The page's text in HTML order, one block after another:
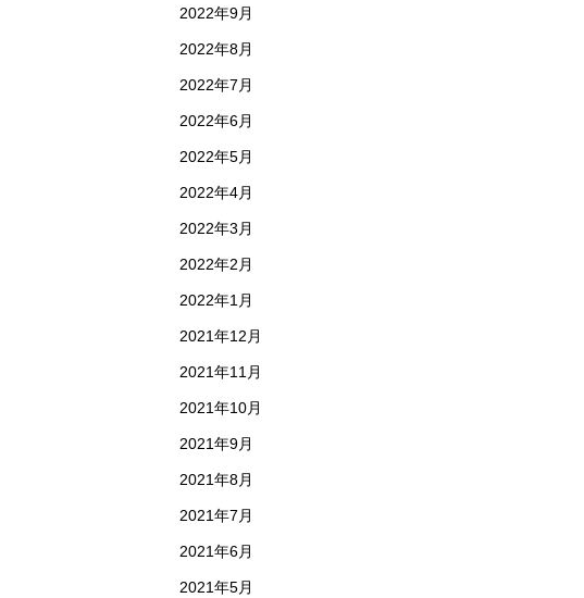
2022年9月
2022年8月
2022年7月
2022年6月
2022年5月
2022年4月
2022年3月
2022年2月
2022年1月
2021年12月
2021年11月
2021年10月
2021年9月
2021年8月
2021年7月
2021年6月
2021年5月